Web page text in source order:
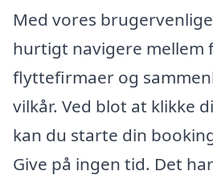
Med vores
hurtigt navigere mellem
flyttefirmaer og
vilkår. Ved blot at klikke
kan du starte din
Give på ingen tid. Det